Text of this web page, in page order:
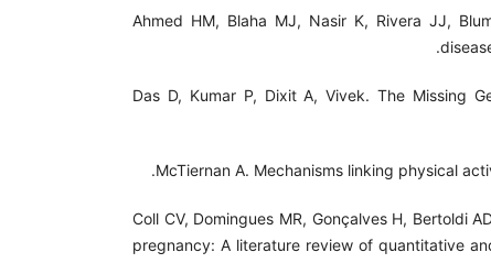
Ahmed HM, Blaha MJ, Nasir K, Rivera JJ,
Das D, Kumar P, Dixit A, Vivek. The Missing
McTiernan A. Mechanisms linking physical
Coll CV, Domingues MR, Gonçalves H, Bertoldi
pregnancy: A literature review of quantitative